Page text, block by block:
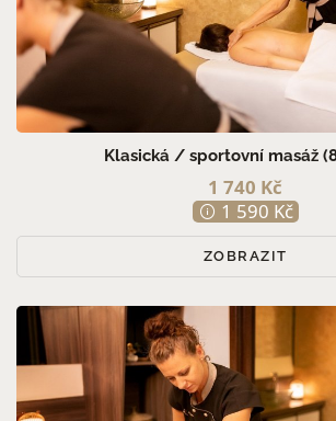
Klasická / sportovní masáž
1 740 Kč
1 590 Kč
ZOBRAZIT